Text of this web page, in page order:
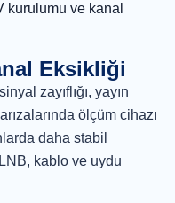
kurulumu ve kanal
Eksikliği
zayıflığı, yayın
ölçüm cihazı
daha stabil
kablo ve uydu